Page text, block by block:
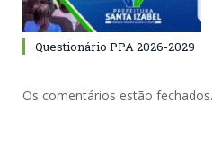
Questionário PPA 2026-2029
Os comentários estão fechados.